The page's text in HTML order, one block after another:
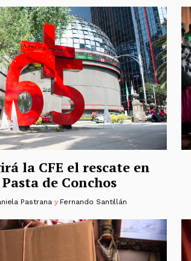
la CFE el rescate en
Pasta de Conchos
Pastranay Fernando Santillán